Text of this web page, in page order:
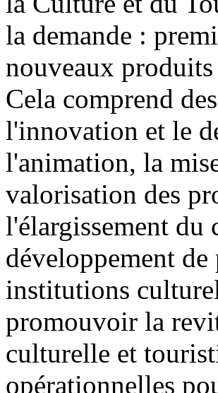
la demande :
nouveaux
Cela comprend
l'innovation et le
l'animation, la
valorisation des
l'élargissement du
développement
institutions
promouvoir la
culturelle et
opérationnelles